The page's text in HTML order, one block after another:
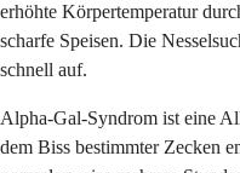
erhöhte Körpertemperatur
scharfe Speisen. Die
schnell auf.
Alpha-Gal-Syndrom ist eine
dem Biss bestimmter Zecken